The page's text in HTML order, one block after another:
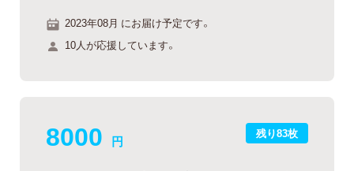
2023年08月 にお届け予定です。
10人が応援しています。
残り83枚
8000 円